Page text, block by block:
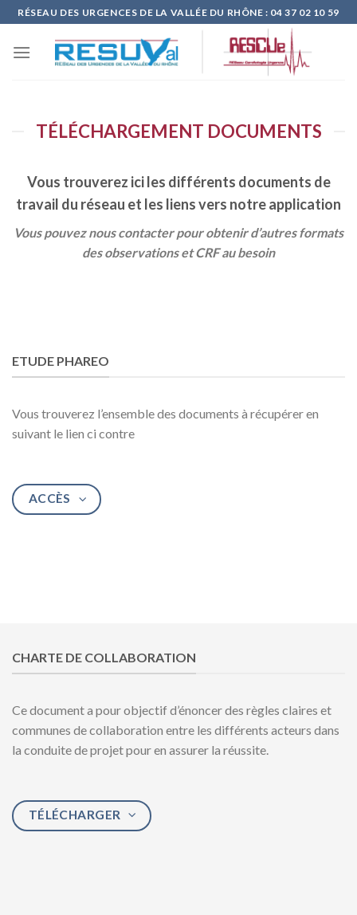
Skip
content
RÉSEAU DES URGENCES DE LA VALLÉE DU RHÔNE : 04 37 02 10 59
TÉLÉCHARGEMENT DOCUMENTS
Vous trouverez ici les différents documents de
travail du réseau et les liens vers notre application
Vous pouvez nous contacter pour obtenir d’autres formats
des observations et CRF au besoin
ETUDE PHAREO
Vous trouverez l’ensemble des documents à récupérer en
suivant le lien ci contre
ACCÈS
CHARTE DE COLLABORATION
Ce document a pour objectif d’énoncer des règles claires et
communes de collaboration entre les différents acteurs dans
la conduite de projet pour en assurer la réussite.
TÉLÉCHARGER